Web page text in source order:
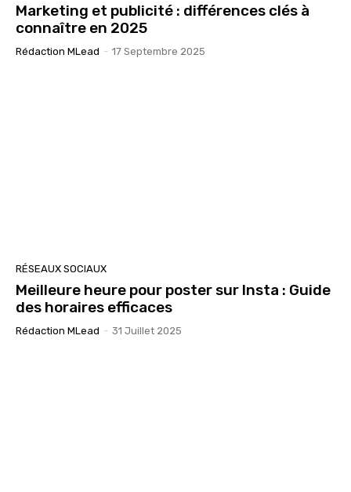
Marketing et publicité : différences clés à
connaître en 2025
Rédaction MLead - 17 Septembre 2025
RÉSEAUX SOCIAUX
Meilleure heure pour poster sur Insta : Guide
des horaires efficaces
Rédaction MLead - 31 Juillet 2025